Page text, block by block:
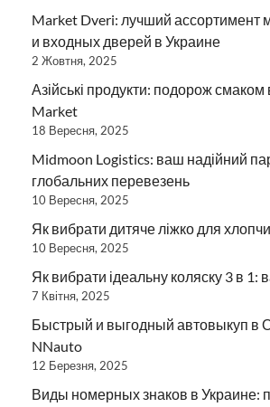
Market Dveri: лучший ассортимент
и входных дверей в Украине
2 Жовтня, 2025
Азійські продукти: подорож смаком
Market
18 Вересня, 2025
Midmoon Logistics: ваш надійний
глобальних перевезень
10 Вересня, 2025
Як вибрати дитяче ліжко для
10 Вересня, 2025
Як вибрати ідеальну коляску 3 в 1:
7 Квітня, 2025
Быстрый и выгодный автовыкуп в
NNauto
12 Березня, 2025
Виды номерных знаков в Украине: